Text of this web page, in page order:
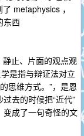
metaphysics ，
东西
止、片面的观点观
是指与辩证法对立
思维方式。”，是恩
去的时候把“近代”
成了一句奇怪的文